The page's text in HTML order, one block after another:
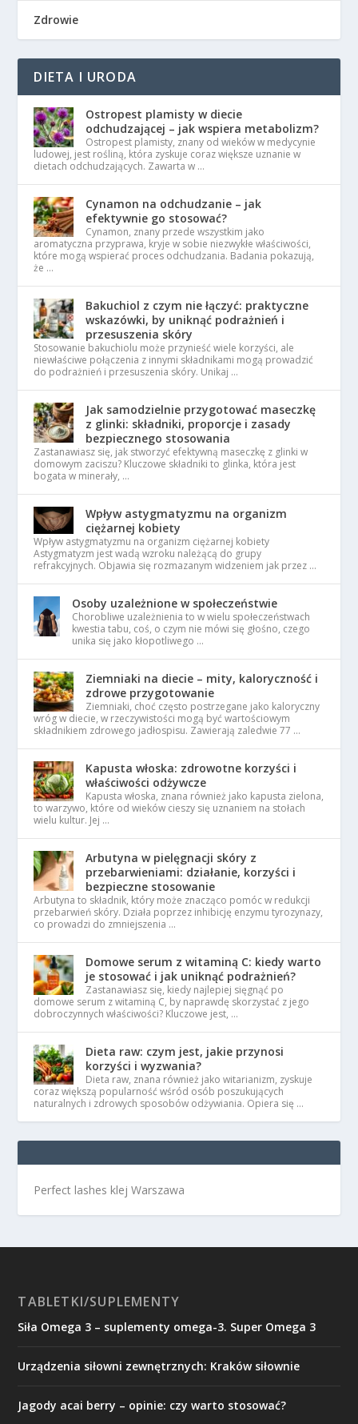
Zdrowie
DIETA I URODA
Ostropest plamisty w diecie
odchudzającej – jak wspiera metabolizm?
Ostropest plamisty, znany od wieków w medycynie
ludowej, jest rośliną, która zyskuje coraz większe uznanie w
dietach odchudzających. Zawarta w …
Cynamon na odchudzanie – jak
efektywnie go stosować?
Cynamon, znany przede wszystkim jako
aromatyczna przyprawa, kryje w sobie niezwykłe właściwości,
które mogą wspierać proces odchudzania. Badania pokazują,
że …
Bakuchiol z czym nie łączyć: praktyczne
wskazówki, by uniknąć podrażnień i
przesuszenia skóry
Stosowanie bakuchiolu może przynieść wiele korzyści, ale
niewłaściwe połączenia z innymi składnikami mogą prowadzić
do podrażnień i przesuszenia skóry. Unikaj …
Jak samodzielnie przygotować maseczkę
z glinki: składniki, proporcje i zasady
bezpiecznego stosowania
Zastanawiasz się, jak stworzyć efektywną maseczkę z glinki w
domowym zaciszu? Kluczowe składniki to glinka, która jest
bogata w minerały, …
Wpływ astygmatyzmu na organizm
ciężarnej kobiety
Wpływ astygmatyzmu na organizm ciężarnej kobiety
Astygmatyzm jest wadą wzroku należącą do grupy
refrakcyjnych. Objawia się rozmazanym widzeniem jak przez …
Osoby uzależnione w społeczeństwie
Chorobliwe uzależnienia to w wielu społeczeństwach
kwestia tabu, coś, o czym nie mówi się głośno, czego
unika się jako kłopotliwego …
Ziemniaki na diecie – mity, kaloryczność i
zdrowe przygotowanie
Ziemniaki, choć często postrzegane jako kaloryczny
wróg w diecie, w rzeczywistości mogą być wartościowym
składnikiem zdrowego jadłospisu. Zawierają zaledwie 77 …
Kapusta włoska: zdrowotne korzyści i
właściwości odżywcze
Kapusta włoska, znana również jako kapusta zielona,
to warzywo, które od wieków cieszy się uznaniem na stołach
wielu kultur. Jej …
Arbutyna w pielęgnacji skóry z
przebarwieniami: działanie, korzyści i
bezpieczne stosowanie
Arbutyna to składnik, który może znacząco pomóc w redukcji
przebarwień skóry. Działa poprzez inhibicję enzymu tyrozynazy,
co prowadzi do zmniejszenia …
Domowe serum z witaminą C: kiedy warto
je stosować i jak uniknąć podrażnień?
Zastanawiasz się, kiedy najlepiej sięgnąć po
domowe serum z witaminą C, by naprawdę skorzystać z jego
dobroczynnych właściwości? Kluczowe jest, …
Dieta raw: czym jest, jakie przynosi
korzyści i wyzwania?
Dieta raw, znana również jako witarianizm, zyskuje
coraz większą popularność wśród osób poszukujących
naturalnych i zdrowych sposobów odżywiania. Opiera się …
Perfect lashes klej Warszawa
TABLETKI/SUPLEMENTY
Siła Omega 3 – suplementy omega-3. Super Omega 3
Urządzenia siłowni zewnętrznych: Kraków siłownie
Jagody acai berry – opinie: czy warto stosować?